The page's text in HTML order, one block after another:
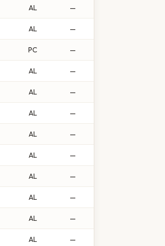
AL —
AL —
PC —
AL —
AL —
AL —
AL —
AL —
AL —
AL —
AL —
AL —